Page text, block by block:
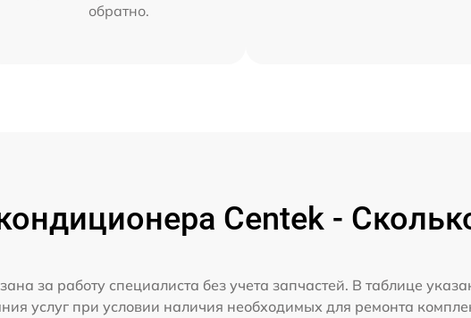
обратно.
Centek -
за работу специалиста без учета запчастей. В таблице
услуг при условии наличия необходимых для ремонта